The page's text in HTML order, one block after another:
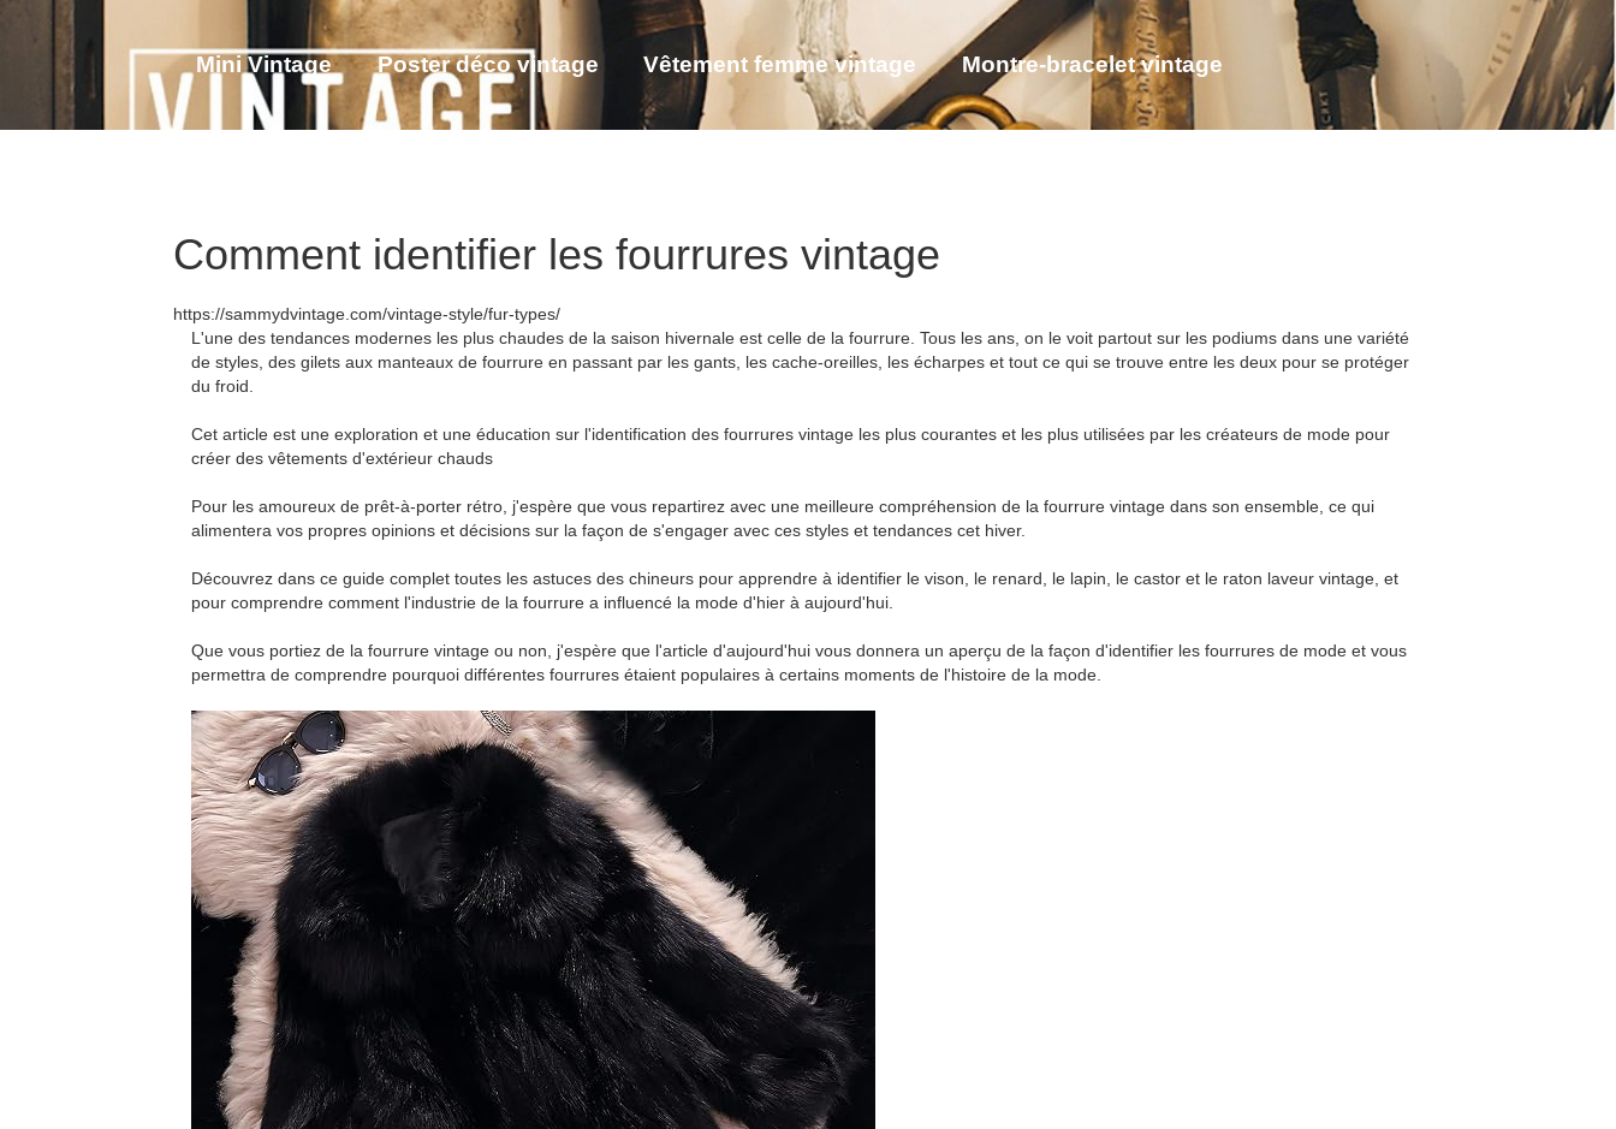
Mini Vintage Poster déco vintage Vêtement femme vintage Montre-bracelet vintage
Comment identifier les fourrures vintage
https://sammydvintage.com/vintage-style/fur-types/
L'une des tendances modernes les plus chaudes de la saison hivernale est celle de la fourrure. Tous les ans, on le voit partout sur les podiums dans une variété
de styles, des gilets aux manteaux de fourrure en passant par les gants, les cache-oreilles, les écharpes et tout ce qui se trouve entre les deux pour se protéger
du froid.
Cet article est une exploration et une éducation sur l'identification des fourrures vintage les plus courantes et les plus utilisées par les créateurs de mode pour
créer des vêtements d'extérieur chauds
Pour les amoureux de prêt-à-porter rétro, j'espère que vous repartirez avec une meilleure compréhension de la fourrure vintage dans son ensemble, ce qui
alimentera vos propres opinions et décisions sur la façon de s'engager avec ces styles et tendances cet hiver.
Découvrez dans ce guide complet toutes les astuces des chineurs pour apprendre à identifier le vison, le renard, le lapin, le castor et le raton laveur vintage, et
pour comprendre comment l'industrie de la fourrure a influencé la mode d'hier à aujourd'hui.
Que vous portiez de la fourrure vintage ou non, j'espère que l'article d'aujourd'hui vous donnera un aperçu de la façon d'identifier les fourrures de mode et vous
permettra de comprendre pourquoi différentes fourrures étaient populaires à certains moments de l'histoire de la mode.